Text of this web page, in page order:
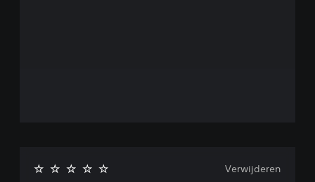
Verwijderen